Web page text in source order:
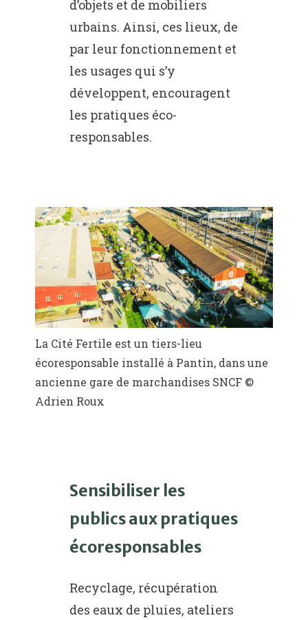
d’objets et de mobiliers
urbains. Ainsi, ces lieux, de
par leur fonctionnement et
les usages qui s’y
développent, encouragent
les pratiques éco-
responsables.
La Cité Fertile est un tiers-lieu
écoresponsable installé à Pantin, dans une
ancienne gare de marchandises SNCF ©
Adrien Roux
Sensibiliser les
publics aux pratiques
écoresponsables
Recyclage, récupération
des eaux de pluies, ateliers